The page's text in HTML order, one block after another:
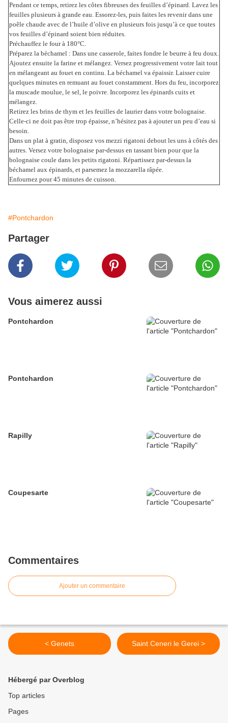
Pendant ce temps, retirez les côtes fibreuses des feuilles d’épinard. Lavez les
feuilles plusieurs à grande eau. Essorez-les, puis faites les revenir dans une
poêle chaude avec de l’huile d’olive en plusieurs fois jusqu’à ce que toutes
vos feuilles d’épinard soient bien réduites.
Préchauffez le four à 180°C.
Préparez la béchamel : Dans une casserole, faites fondre le beurre à feu doux.
Ajoutez ensuite la farine et mélangez. Versez progressivement votre lait tout
en mélangeant au fouet en continu. La béchamel va épaissir. Laisser cuire
quelques minutes en remuant au fouet constamment. Hors du feu, incorporez
la muscade moulue, le sel, le poivre. Incorporez les épinards cuits et
mélangez.
Retirez les brins de thym et les feuilles de laurier dans votre bolognaise.
Celle-ci ne doit pas être trop épaisse, n’hésitez pas à ajouter un peu d’eau si
besoin.
Dans un plat à gratin, disposez vos mezzi rigatoni debout les uns à côtés des
autres. Versez votre bolognaise par-dessus en tassant bien pour que la
bolognaise coule dans les petits rigatoni. Répartissez par-dessus la
béchamel aux épinards, et parsemez la mozzarella râpée.
Enfournez pour 45 minutes de cuisson.
#Pontchardon
Partager
Vous aimerez aussi
Pontchardon
Pontchardon
Rapilly
Coupesarte
Commentaires
Ajouter un commentaire
< Genets Saint Ceneri le Gerei >
Hébergé par Overblog
Top articles
Pages